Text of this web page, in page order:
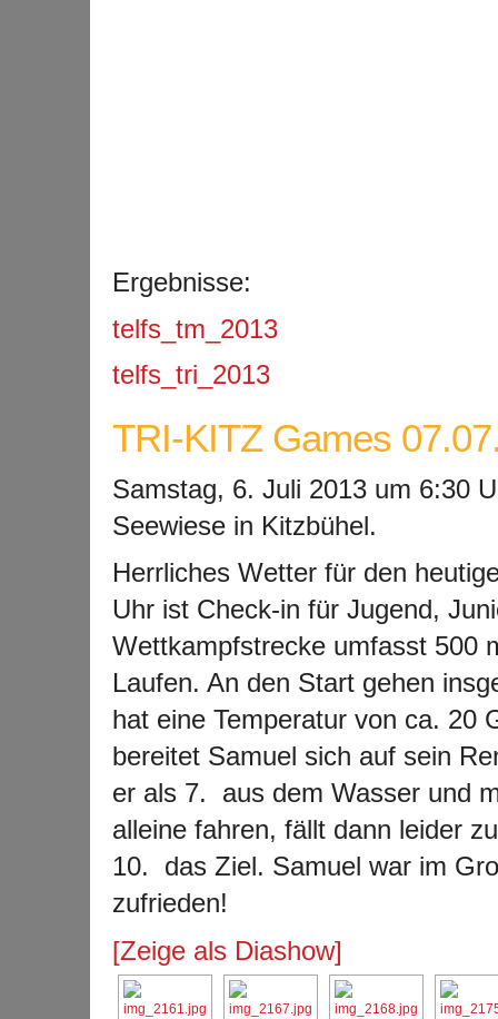
Ergebnisse:
telfs_tm_2013
telfs_tri_2013
TRI-KITZ Games
Samstag, 6. Juli 2013 um 6:30
Seewiese in Kitzbühel.
Herrliches Wetter für den
Uhr ist Check-in für Jugend,
Wettkampfstrecke umfasst 500
Laufen. An den Start gehen
hat eine Temperatur von ca. 20
bereitet Samuel sich auf sein
er als 7. aus dem Wasser und
alleine fahren, fällt dann leider
10. das Ziel. Samuel war im
zufrieden!
[Zeige als Diashow]